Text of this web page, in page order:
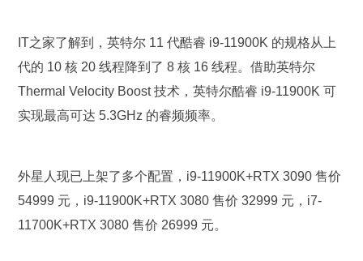
IT之家了解到，英特尔 11 代酷睿 i9-11900K 的规格从上
代的 10 核 20 线程降到了 8 核 16 线程。借助英特尔
Thermal Velocity Boost 技术，英特尔酷睿 i9-11900K 可
实现最高可达 5.3GHz 的睿频频率。
外星人现已上架了多个配置，i9-11900K+RTX 3090 售价
54999 元，i9-11900K+RTX 3080 售价 32999 元，i7-
11700K+RTX 3080 售价 26999 元。